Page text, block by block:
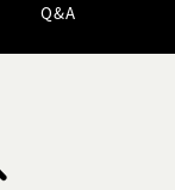
Q&A